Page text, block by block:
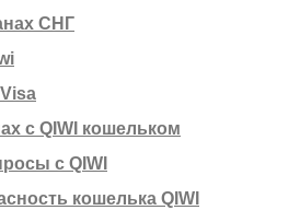
СНГ
с QIWI кошельком
с QIWI
кошелька QIWI